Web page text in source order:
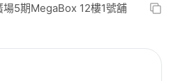
5期MegaBox 12樓1號舖